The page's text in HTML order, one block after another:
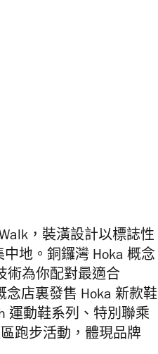
，裝潢設計以標誌性
地。銅鑼灣 Hoka 概念
術為你配對最適合
念店裏發售 Hoka 新款鞋
運動鞋系列、特別聯乘
跑步活動，體現品牌